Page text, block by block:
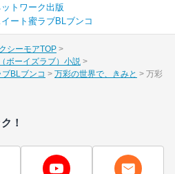
ットワーク出版
イート蜜ラブBLブンコ
シーモアTOP
ボーイズラブ）小説
BLブンコ 万彩の世界で、きみと
万彩
！